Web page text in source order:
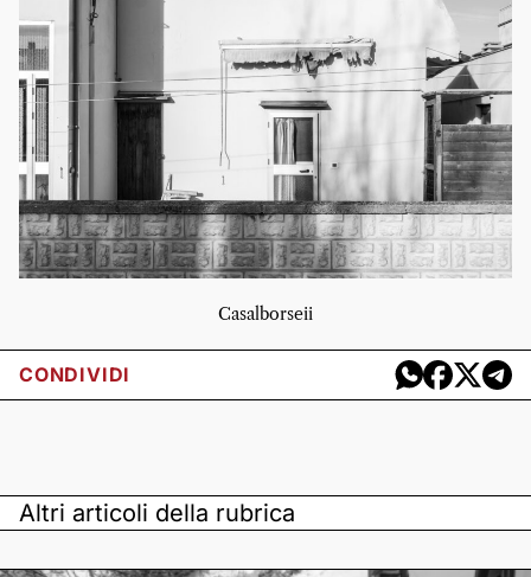
Casalborseii
CONDIVIDI
Altri articoli della rubrica